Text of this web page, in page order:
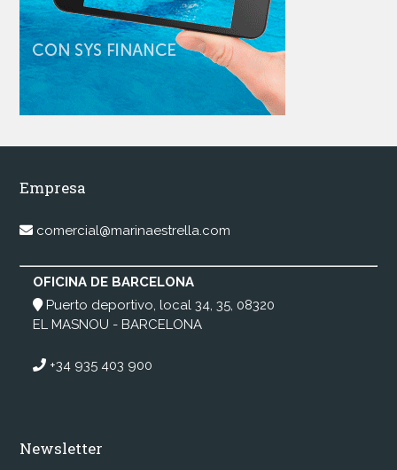
Empresa
comercial@marinaestrella.com
OFICINA DE BARCELONA
Puerto deportivo, local 34, 35, 08320
EL MASNOU - BARCELONA
+34 935 403 900
Newsletter